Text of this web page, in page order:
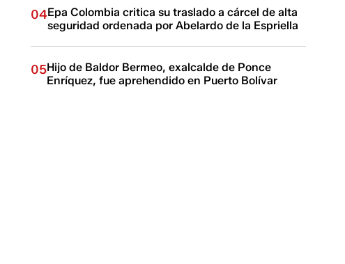
04Epa Colombia critica su traslado a cárcel de alta
seguridad ordenada por Abelardo de la Espriella
05Hijo de Baldor Bermeo, exalcalde de Ponce
Enríquez, fue aprehendido en Puerto Bolívar